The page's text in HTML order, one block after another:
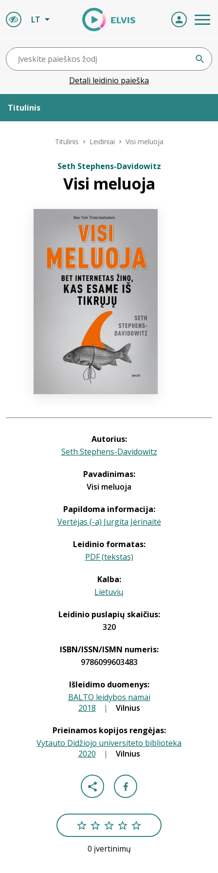
LT
Detali leidinio paieška
Titulinis
Bibliotekoms
Titulinis Leidiniai Visi meluoja
Seth Stephens-Davidowitz
Visi meluoja
Autorius:
Seth Stephens-Davidowitz
Pavadinimas:
Visi meluoja
Papildoma informacija:
Vertėjas (-a) Jurgita Jėrinaitė
Leidinio formatas:
PDF (tekstas)
Kalba:
Lietuvių
Leidinio puslapių skaičius:
320
ISBN/ISSN/ISMN numeris:
9786099603483
Išleidimo duomenys:
BALTO leidybos namai
2018 | Vilnius
Prieinamos kopijos rengėjas:
Vytauto Didžiojo universiteto biblioteka
2020 | Vilnius
0 įvertinimų